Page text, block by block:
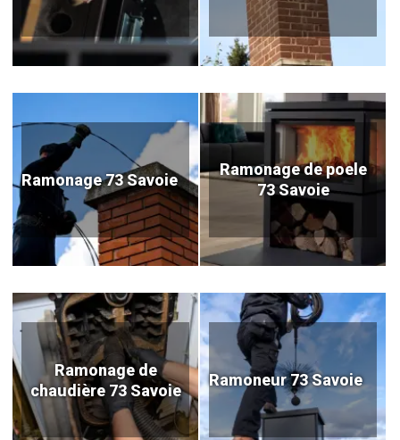
Ramonage 73 Savoie
Ramonage de poele
73 Savoie
Ramonage de
chaudière 73 Savoie
Ramoneur 73 Savoie